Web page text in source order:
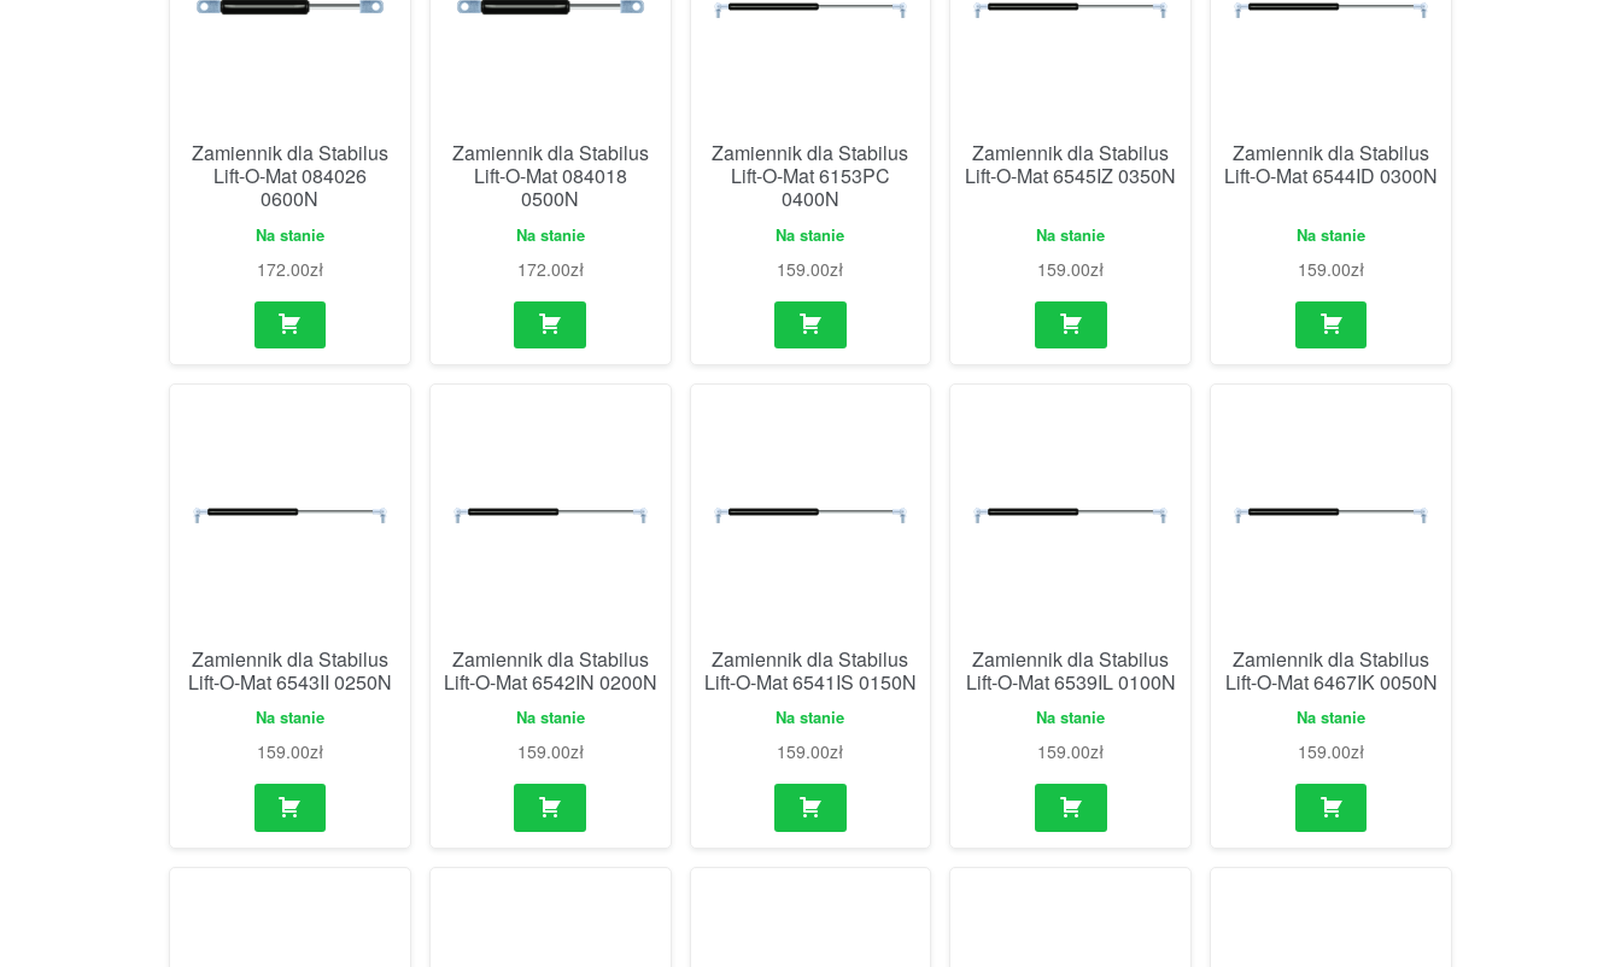
Zamiennik dla Stabilus
Lift-O-Mat 084026
0600N
Na stanie
172.00zł
Zamiennik dla Stabilus
Lift-O-Mat 084018
0500N
Na stanie
172.00zł
Zamiennik dla Stabilus
Lift-O-Mat 6153PC
0400N
Na stanie
159.00zł
Zamiennik dla Stabilus
Lift-O-Mat 6545IZ 0350N
Na stanie
159.00zł
Zamiennik dla Stabilus
Lift-O-Mat 6544ID 0300N
Na stanie
159.00zł
Zamiennik dla Stabilus
Lift-O-Mat 6543II 0250N
Na stanie
159.00zł
Zamiennik dla Stabilus
Lift-O-Mat 6542IN 0200N
Na stanie
159.00zł
Zamiennik dla Stabilus
Lift-O-Mat 6541IS 0150N
Na stanie
159.00zł
Zamiennik dla Stabilus
Lift-O-Mat 6539IL 0100N
Na stanie
159.00zł
Zamiennik dla Stabilus
Lift-O-Mat 6467IK 0050N
Na stanie
159.00zł